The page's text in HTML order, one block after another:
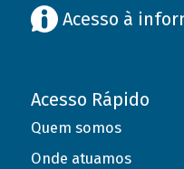
Acesso à
Acesso Rápido
Quem somos
Onde atuamos